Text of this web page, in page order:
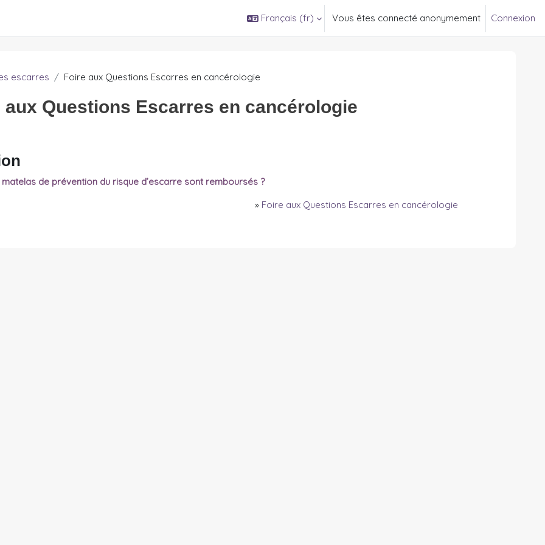
Français ‎(fr)‎ Vous êtes connecté anonymement Connexion
escarres Foire aux Questions Escarres en cancérologie
aux Questions Escarres en cancérologie
de prévention du risque d’escarre sont remboursés ?
» Foire aux Questions Escarres en cancérologie